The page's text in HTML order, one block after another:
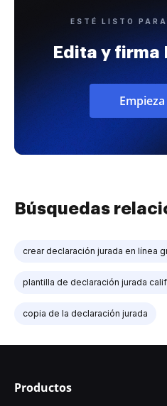
ESTÉ LISTO
Edita y firma
Búsquedas
crear declaración jurada en línea
plantilla de declaración jurada
copia de la declaración jurada
Productos